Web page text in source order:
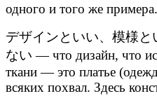
одного и того же примера.
デザインといい、模様
ない — что дизайн, что
ткани — это платье
всяких похвал. Здесь